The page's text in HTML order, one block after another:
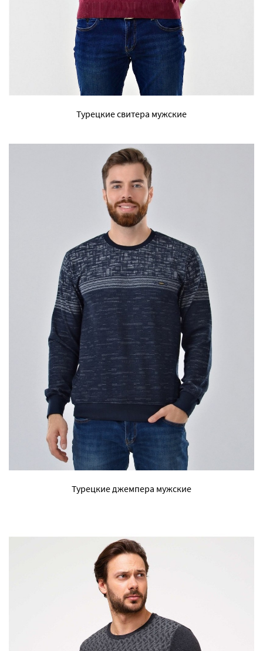
Турецкие свитера мужские
Турецкие джемпера мужские